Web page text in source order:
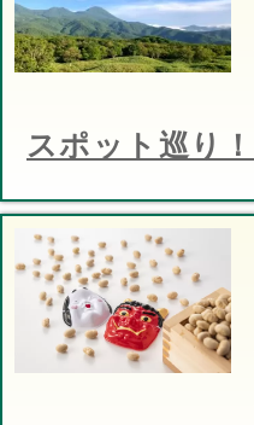
スポット巡り！